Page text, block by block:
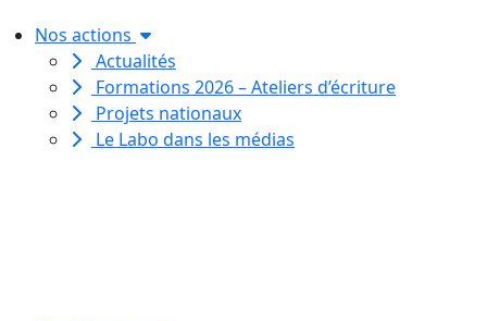
Nos actions
Actualités
Formations 2026 – Ateliers d’écriture
Projets nationaux
Le Labo dans les médias